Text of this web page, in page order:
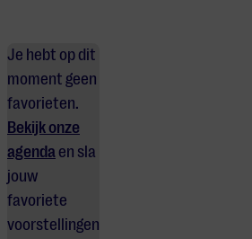
Je hebt op dit
moment geen
favorieten.
Bekijk onze
agenda en sla
jouw
favoriete
voorstellingen